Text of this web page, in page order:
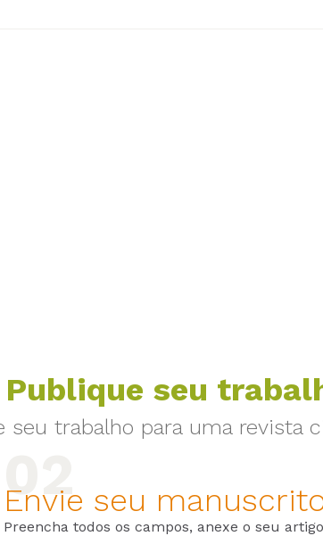
Publique seu
seu trabalho para uma revista
Envie seu
Preencha todos os campos, anexe o seu